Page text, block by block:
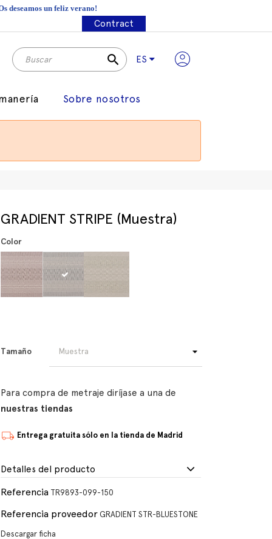
deseamos un feliz verano!
Contract
search ES
Sobre nosotros
GRADIENT STRIPE (Muestra)
Color
Tamaño
Para compra de metraje diríjase a una de
nuestras tiendas
Entrega gratuita sólo en la tienda de Madrid
Detalles del producto
Referencia TR9893-099-150
Referencia proveedor GRADIENT STR-BLUESTONE
Descargar ficha